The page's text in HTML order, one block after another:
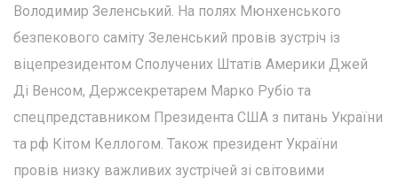
Володимир Зеленський. На полях Мюнхенського
безпекового саміту Зеленський провів зустріч із
віцепрезидентом Сполучених Штатів Америки Джей
Ді Венсом, Держсекретарем Марко Рубіо та
спецпредставником Президента США з питань України
та рф Кітом Келлогом. Також президент України
провів низку важливих зустрічей зі світовими